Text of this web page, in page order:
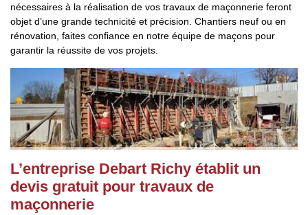
nécessaires à la réalisation de vos travaux de maçonnerie feront
objet d’une grande technicité et précision. Chantiers neuf ou en
rénovation, faites confiance en notre équipe de maçons pour
garantir la réussite de vos projets.
L’entreprise Debart Richy établit un
devis gratuit pour travaux de
maçonnerie